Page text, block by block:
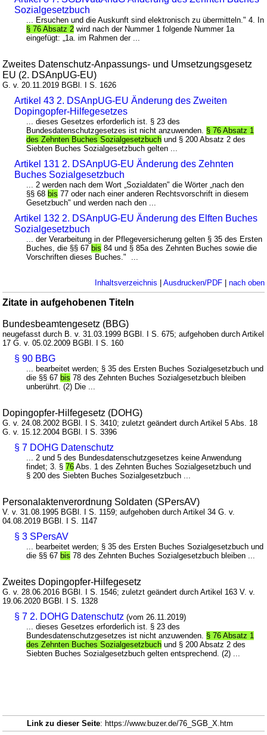
Sozialgesetzbuch
... Ersuchen und die Auskunft sind elektronisch zu übermitteln." 4. In
§ 76 Absatz 2 wird nach der Nummer 1 folgende Nummer 1a
eingefügt: „1a. im Rahmen der ...
Zweites Datenschutz-Anpassungs- und Umsetzungsgesetz
EU (2. DSAnpUG-EU)
G. v. 20.11.2019 BGBl. I S. 1626
Artikel 43 2. DSAnpUG-EU Änderung des Zweiten
Dopingopfer-Hilfegesetzes
... dieses Gesetzes erforderlich ist. § 23 des
Bundesdatenschutzgesetzes ist nicht anzuwenden. § 76 Absatz 1
des Zehnten Buches Sozialgesetzbuch und § 200 Absatz 2 des
Siebten Buches Sozialgesetzbuch gelten ...
Artikel 131 2. DSAnpUG-EU Änderung des Zehnten
Buches Sozialgesetzbuch
... 2 werden nach dem Wort „Sozialdaten" die Wörter „nach den
§§ 68 bis 77 oder nach einer anderen Rechtsvorschrift in diesem
Gesetzbuch" und werden nach den ...
Artikel 132 2. DSAnpUG-EU Änderung des Elften Buches
Sozialgesetzbuch
... der Verarbeitung in der Pflegeversicherung gelten § 35 des Ersten
Buches, die §§ 67 bis 84 und § 85a des Zehnten Buches sowie die
Vorschriften dieses Buches." ...
Inhaltsverzeichnis Ausdrucken/PDF| nach oben
Zitate in aufgehobenen Titeln
Bundesbeamtengesetz (BBG)
neugefasst durch B. v. 31.03.1999 BGBl. I S. 675; aufgehoben durch Artikel
17 G. v. 05.02.2009 BGBl. I S. 160
§ 90 BBG
... bearbeitet werden; § 35 des Ersten Buches Sozialgesetzbuch und
die §§ 67 bis 78 des Zehnten Buches Sozialgesetzbuch bleiben
unberührt. (2) Die ...
Dopingopfer-Hilfegesetz (DOHG)
G. v. 24.08.2002 BGBl. I S. 3410; zuletzt geändert durch Artikel 5 Abs. 18
G. v. 15.12.2004 BGBl. I S. 3396
§ 7 DOHG Datenschutz
... 2 und 5 des Bundesdatenschutzgesetzes keine Anwendung
findet; 3. §76 Abs. 1 des Zehnten Buches Sozialgesetzbuch und
§ 200 des Siebten Buches Sozialgesetzbuch ...
Personalaktenverordnung Soldaten (SPersAV)
V. v. 31.08.1995 BGBl. I S. 1159; aufgehoben durch Artikel 34 G. v.
04.08.2019 BGBl. I S. 1147
§ 3 SPersAV
... bearbeitet werden; § 35 des Ersten Buches Sozialgesetzbuch und
die §§ 67 bis 78 des Zehnten Buches Sozialgesetzbuch bleiben ...
Zweites Dopingopfer-Hilfegesetz
G. v. 28.06.2016 BGBl. I S. 1546; zuletzt geändert durch Artikel 163 V. v.
19.06.2020 BGBl. I S. 1328
§ 7 2. DOHG Datenschutz (vom 26.11.2019)
... dieses Gesetzes erforderlich ist. § 23 des
Bundesdatenschutzgesetzes ist nicht anzuwenden. § 76 Absatz 1
des Zehnten Buches Sozialgesetzbuch und § 200 Absatz 2 des
Siebten Buches Sozialgesetzbuch gelten entsprechend. (2) ...
Link zu dieser Seite: https://www.buzer.de/76_SGB_X.htm